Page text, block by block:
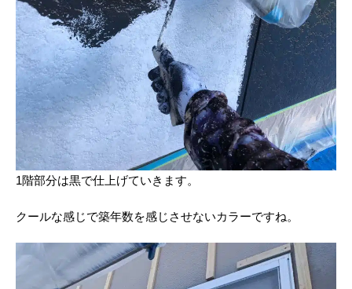
1階部分は黒で仕上げていきます。
クールな感じで築年数を感じさせないカラーですね。